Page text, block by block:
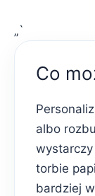
„`
Co
albo
torbie
bardziej